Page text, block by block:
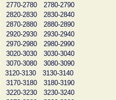
2770-2780
2780-2790
2820-2830
2830-2840
2870-2880
2880-2890
2920-2930
2930-2940
2970-2980
2980-2990
3020-3030
3030-3040
3070-3080
3080-3090
3120-3130
3130-3140
3170-3180
3180-3190
3220-3230
3230-3240